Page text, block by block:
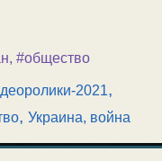
, #общество
2021,
, Украина, война